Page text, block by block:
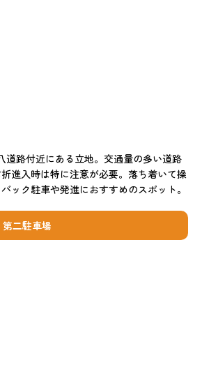
道路付近にある立地。交通量の多い道路
進入時は特に注意が必要。落ち着いて操
ック駐車や発進におすすめのスポット。
二駐車場